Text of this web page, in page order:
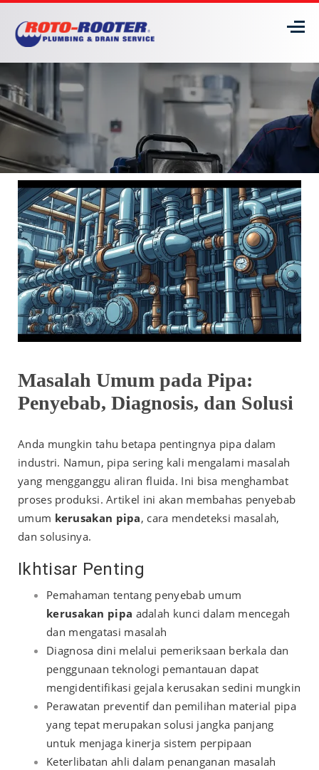
Masalah Umum pada Pipa:
Penyebab, Diagnosis, dan Solusi
Anda mungkin tahu betapa pentingnya pipa dalam
industri. Namun, pipa sering kali mengalami masalah
yang mengganggu aliran fluida. Ini bisa menghambat
proses produksi. Artikel ini akan membahas penyebab
umum kerusakan pipa, cara mendeteksi masalah,
dan solusinya.
Ikhtisar Penting
Pemahaman tentang penyebab umum
kerusakan pipa adalah kunci dalam mencegah
dan mengatasi masalah
Diagnosa dini melalui pemeriksaan berkala dan
penggunaan teknologi pemantauan dapat
mengidentifikasi gejala kerusakan sedini mungkin
Perawatan preventif dan pemilihan material pipa
yang tepat merupakan solusi jangka panjang
untuk menjaga kinerja sistem perpipaan
Keterlibatan ahli dalam penanganan masalah